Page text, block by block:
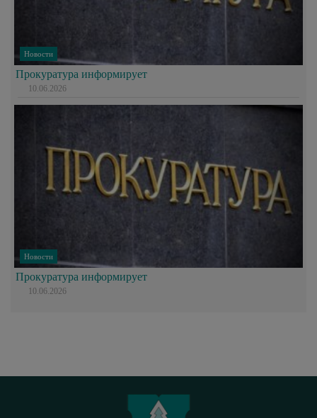
Новости
Прокуратура информирует
10.06.2026
Новости
Прокуратура информирует
10.06.2026